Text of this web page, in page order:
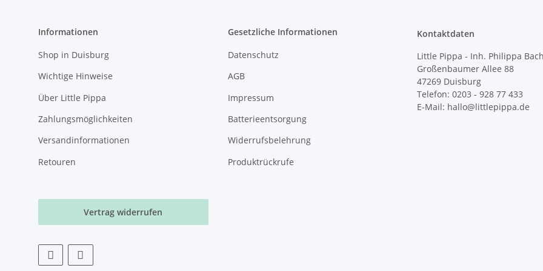
Informationen
Shop in Duisburg
Wichtige Hinweise
Über Little Pippa
Zahlungsmöglichkeiten
Versandinformationen
Retouren
Gesetzliche Informationen
Datenschutz
AGB
Impressum
Batterieentsorgung
Widerrufsbelehrung
Produktrückrufe
Kontaktdaten
Little Pippa - Inh. Philippa
Großenbaumer Allee 88
47269 Duisburg
Telefon: 0203 - 928 77 433
E-Mail: hallo@littlepippa.de
Vertrag widerrufen